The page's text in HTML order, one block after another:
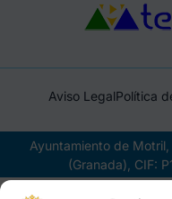
Aviso LegalPolítica
Ayuntamiento de
(Granada), CIF: